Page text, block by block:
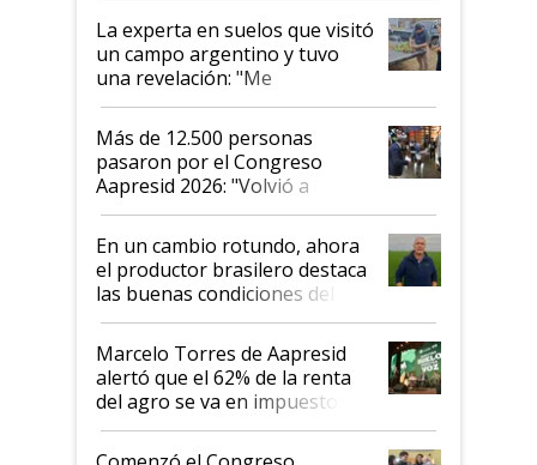
La experta en suelos que visitó
un campo argentino y tuvo
una revelación: "Me
impresionó mucho"
Más de 12.500 personas
pasaron por el Congreso
Aapresid 2026: "Volvió a
demostrar que hablar del
suelo es hablar de todo el
sistema productivo"
En un cambio rotundo, ahora
el productor brasilero destaca
las buenas condiciones del
agro argentino para invertir:
"Los veo más motivados"
Marcelo Torres de Aapresid
alertó que el 62% de la renta
del agro se va en impuestos:
"No es bueno que en
Argentina se sigan discutiendo